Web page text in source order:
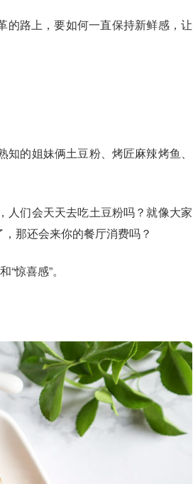
的路上，要如何一直保持新鲜感，让
的姐妹俩土豆粉、烤匠麻辣烤鱼、
人们会天天去吃土豆粉吗？就像大家
那还会来你的餐厅消费吗？
惊喜感”。